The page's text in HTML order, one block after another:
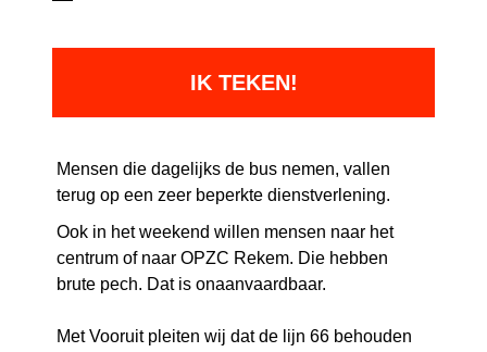
Mensen die dagelijks de bus nemen, vallen
terug op een zeer beperkte dienstverlening.
Ook in het weekend willen mensen naar het
centrum of naar OPZC Rekem. Die hebben
brute pech. Dat is onaanvaardbaar.
Met Vooruit pleiten wij dat de lijn 66 behouden